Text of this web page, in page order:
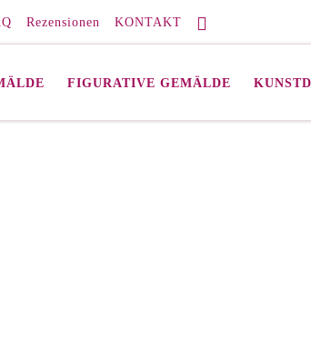
Rezensionen KONTAKT
FIGURATIVE GEMÄLDE